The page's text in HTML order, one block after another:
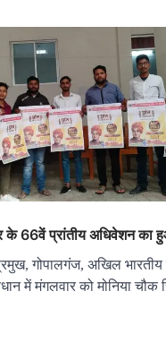
के 66वें प्रांतीय अधिवेशन का
गोपालगंज, अखिल भारतीय
में मंगलवार को मोनिया चौक